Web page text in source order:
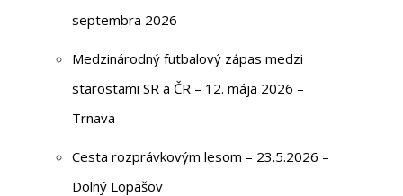
septembra 2026
Medzinárodný futbalový zápas medzi
starostami SR a ČR – 12. mája 2026 –
Trnava
Cesta rozprávkovým lesom – 23.5.2026 –
Dolný Lopašov